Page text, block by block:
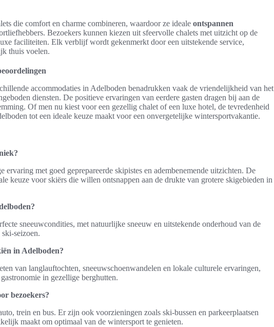
die comfort en charme combineren, waardoor ze ideale ontspannen
Bezoekers kunnen kiezen uit sfeervolle chalets met uitzicht op de
faciliteiten. Elk verblijf wordt gekenmerkt door een uitstekende service,
thuis voelen.
accommodaties in Adelboden benadrukken vaak de vriendelijkheid van het
diensten. De positieve ervaringen van eerdere gasten dragen bij aan de
Of men nu kiest voor een gezellig chalet of een luxe hotel, de tevredenheid
tot een ideale keuze maakt voor een onvergetelijke wintersportvakantie.
ervaring met goed geprepareerde skipistes en adembenemende uitzichten. De
keuze voor skiërs die willen ontsnappen aan de drukte van grotere skigebieden in
sneeuwcondities, met natuurlijke sneeuw en uitstekende onderhoud van de
seizoen.
in Adelboden?
van langlauftochten, sneeuwschoenwandelen en lokale culturele ervaringen,
in gezellige berghutten.
bezoekers?
trein en bus. Er zijn ook voorzieningen zoals ski-bussen en parkeerplaatsen
maakt om optimaal van de wintersport te genieten.